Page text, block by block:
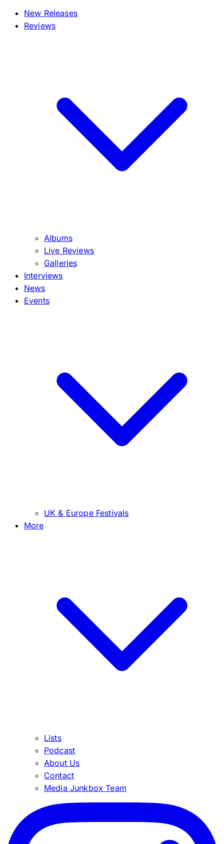
New Releases
Reviews
Albums
Live Reviews
Galleries
Interviews
News
Events
UK & Europe Festivals
More
Lists
Podcast
About Us
Contact
Media Junkbox Team